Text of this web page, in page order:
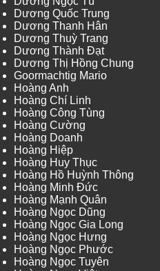
Dương Quốc Trung
Dương Thanh Hân
Dương Thuỳ Trang
Dương Thành Đạt
Dương Thị Hồng Chung
Goormachtig Mario
Hoàng Anh
Hoàng Chí Linh
Hoàng Công Tùng
Hoàng Cường
Hoàng Doanh
Hoàng Hiệp
Hoàng Huy Thục
Hoàng Hồ Huỳnh Thông
Hoàng Minh Đức
Hoàng Mạnh Quân
Hoàng Ngọc Dũng
Hoàng Ngọc Gia Long
Hoàng Ngọc Hưng
Hoàng Ngọc Phước
Hoàng Ngọc Tuyên